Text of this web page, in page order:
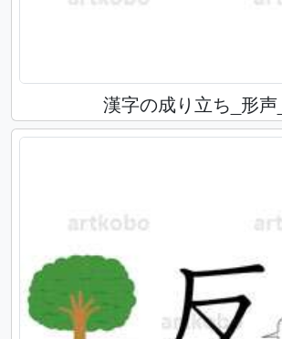
漢字の成り立ち_形声